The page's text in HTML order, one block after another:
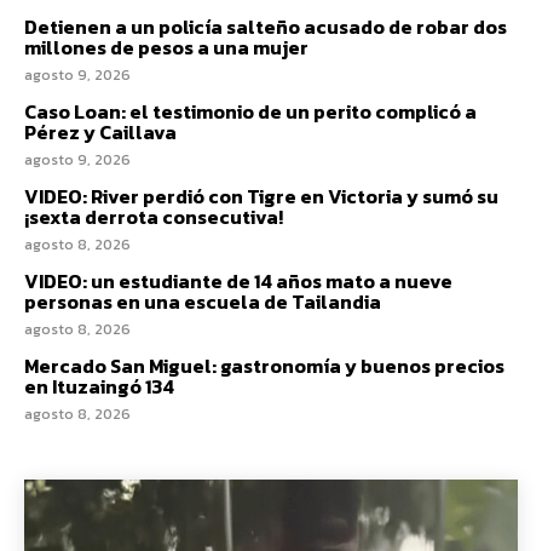
Detienen a un policía salteño acusado de robar dos
millones de pesos a una mujer
agosto 9, 2026
Caso Loan: el testimonio de un perito complicó a
Pérez y Caillava
agosto 9, 2026
VIDEO: River perdió con Tigre en Victoria y sumó su
¡sexta derrota consecutiva!
agosto 8, 2026
VIDEO: un estudiante de 14 años mato a nueve
personas en una escuela de Tailandia
agosto 8, 2026
Mercado San Miguel: gastronomía y buenos precios
en Ituzaingó 134
agosto 8, 2026